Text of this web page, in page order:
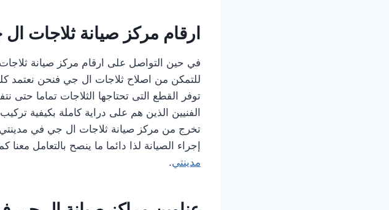
ارقام مركز صيانة ثلاجات
في حين التواصل على ارقام مركز صيانة
للتمكن من اصلاح ثلاجات ال جي فنحن نعتمد
توفر القطع التى تحتاجها الثلاجات تماما
الفنيين الذين هم على دراية كاملة بكيفية
تخرج من مركز صيانة ثلاجات ال جي في مدينتي
إجراء الصيانة لذا دائما ما ينصح بالتعامل
مدينتي.